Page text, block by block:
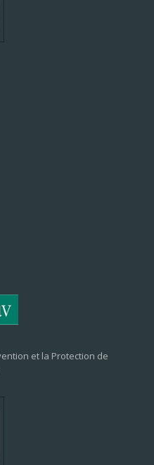
et la Protection de